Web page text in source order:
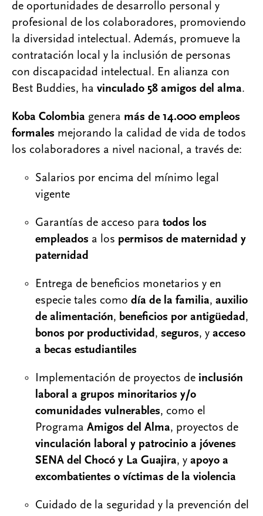
de oportunidades de desarrollo personal y
profesional de los colaboradores, promoviendo
la diversidad intelectual. Además, promueve la
contratación local y la inclusión de personas
con discapacidad intelectual. En alianza con
Best Buddies, ha vinculado 58 amigos del alma.
Koba Colombia genera más de 14.000 empleos
formales mejorando la calidad de vida de todos
los colaboradores a nivel nacional, a través de: ​
Salarios por encima del mínimo legal
vigente
Garantías de acceso para todos los
empleados a los permisos de maternidad y
paternidad​
Entrega de beneficios monetarios y en
especie tales como día de la familia, auxilio
de alimentación, beneficios por antigüedad,
bonos por productividad, seguros, y acceso
a becas estudiantiles
Implementación de proyectos de inclusión
laboral a grupos minoritarios y/o
comunidades vulnerables, como el
Programa Amigos del Alma, proyectos de
vinculación laboral y patrocinio a jóvenes
SENA del Chocó y La Guajira, y apoyo a
excombatientes o víctimas de la violencia ​
Cuidado de la seguridad y la prevención del